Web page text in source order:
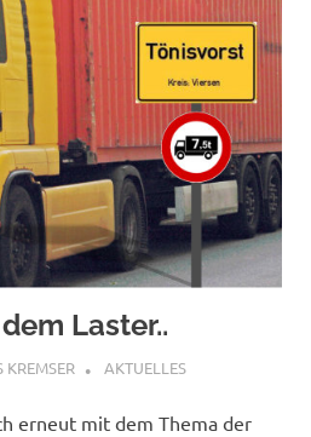
Laster..
KREMSER AKTUELLES
erneut mit dem Thema der